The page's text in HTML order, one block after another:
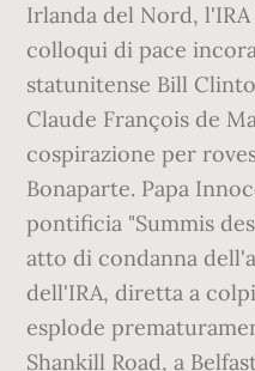
Irlanda del Nord,
colloqui di pace
statunitense Bill
Claude François de
cospirazione per
Bonaparte. Papa
pontificia "Summis
atto di condanna
dell'IRA, diretta a
esplode
Shankill Road, a